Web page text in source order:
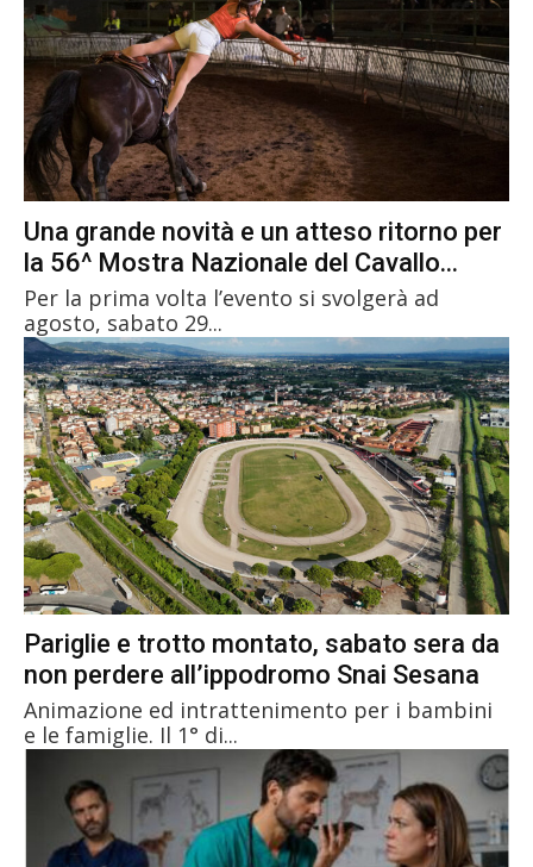
Una grande novità e un atteso ritorno per
la 56^ Mostra Nazionale del Cavallo...
Per la prima volta l’evento si svolgerà ad
agosto, sabato 29...
Pariglie e trotto montato, sabato sera da
non perdere all’ippodromo Snai Sesana
Animazione ed intrattenimento per i bambini
e le famiglie. Il 1° di...